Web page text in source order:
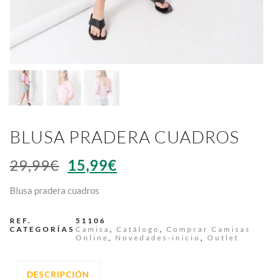
BLUSA PRADERA CUADROS
29,99€ 15,99€
Blusa pradera cuadros
REF.
51106
CATEGORÍAS Camisa Catálogo
Comprar Camisas
Online
Novedades-inicio Outlet
DESCRIPCIÓN